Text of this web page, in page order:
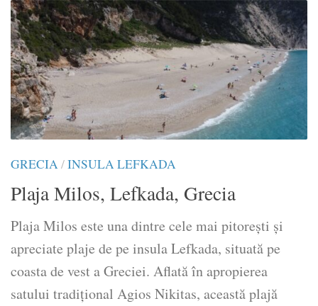
GRECIA/INSULA LEFKADA
Plaja Milos, Lefkada, Grecia
Plaja Milos este una dintre cele mai pitorești și
apreciate plaje de pe insula Lefkada, situată pe
coasta de vest a Greciei. Aflată în apropierea
satului tradițional Agios Nikitas, această plajă